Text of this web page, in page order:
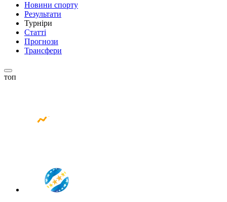
Новини спорту
Результати
Турніри
Статті
Прогнози
Трансфери
топ